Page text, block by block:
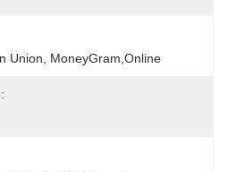
Union, MoneyGram,Online